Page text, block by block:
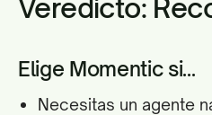
Veredicto:
Elige Momentic si...
Necesitas un agente